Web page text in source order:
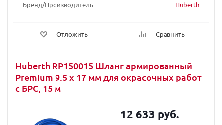
Бренд/Производитель Huberth
Отложить Сравнить
Huberth RP150015 Шланг армированный
Premium 9.5 х 17 мм для окрасочных работ
c БРС, 15 м
12 633 руб.